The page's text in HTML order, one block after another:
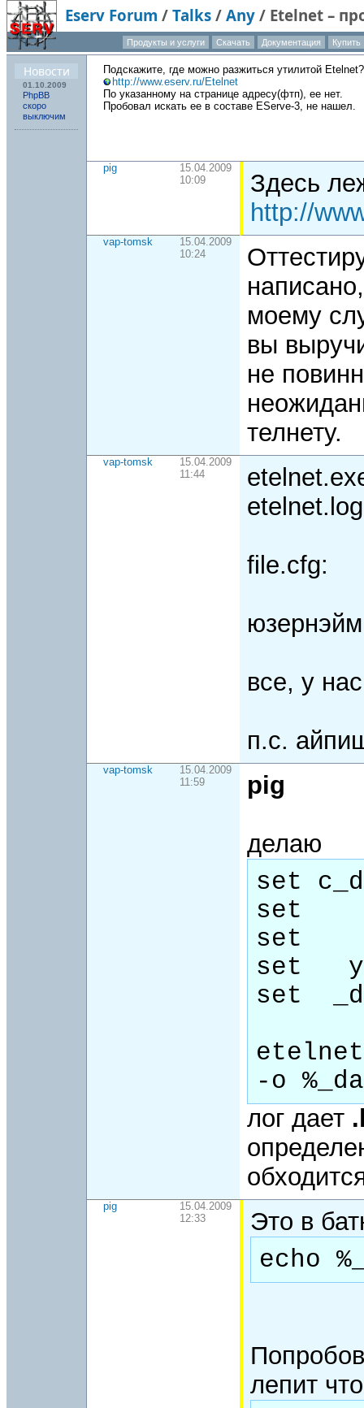
Eserv Forum / Talks / Any / Etelnet –
клиент Продукты и услуги Скачать Документация Купить
Новости
01.10.2009
PhpBB
скоро
выключим
Подскажите, где можно разжиться утилитой Etelnet?
http://www.eserv.ru/Etelnet
По указанному на странице адресу(фтп), ее нет.
Пробовал искать ее в составе EServe-3, не нашел.
pig
15.04.2009
10:09
Здесь
http://
vap-tomsk
15.04.2009
10:24
моему
вы
не
телнету.
vap-tomsk
15.04.2009
11:44
etelnet.log
file.cfg:
все, у
п.с.
vap-tomsk
15.04.2009
11:59
pig
делаю
set
set
set
set
set
-o
лог дает
pig
15.04.2009
12:33
Это в
echo
лепит